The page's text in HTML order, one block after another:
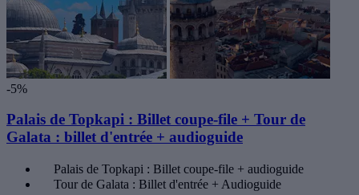
-5%
Palais de Topkapi : Billet coupe-file + Tour de
Galata : billet d'entrée + audioguide
Palais de Topkapi : Billet coupe-file + audioguide
Tour de Galata : Billet d'entrée + Audioguide